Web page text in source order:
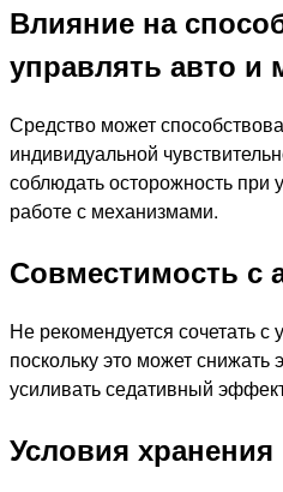
Влияние на
управлять авто и
Средство может
индивидуальной
соблюдать осторожность при
работе с механизмами.
Совместимость с
Не рекомендуется сочетать с
поскольку это может
усиливать седативный
Условия хранения